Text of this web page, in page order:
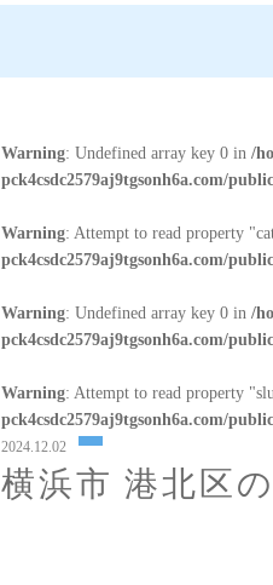
Warning: Undefined array key 0 in/
pck4csdc2579aj9tgsonh6a.com/
Warning: Attempt to read property
pck4csdc2579aj9tgsonh6a.com/
Warning: Undefined array key 0 in/
pck4csdc2579aj9tgsonh6a.com/
Warning: Attempt to read property
pck4csdc2579aj9tgsonh6a.com/
2024.12.02
横浜市 港北区